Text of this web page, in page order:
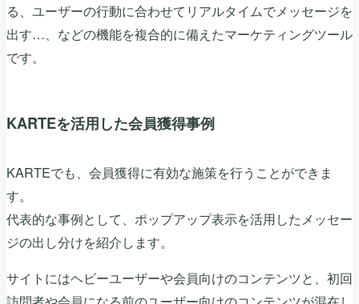
る、ユーザーの行動に合わせてリアルタイムでメッセージを
出す…、などの機能を複合的に備えたマーケティングツール
です。
KARTEを活用した会員獲得事例
KARTEでも、会員獲得に有効な施策を行うことができま
す。
代表的な事例として、ポップアップ表示を活用したメッセー
ジの出し分けを紹介します。
サイトにはヘビーユーザーや会員向けのコンテンツと、初回